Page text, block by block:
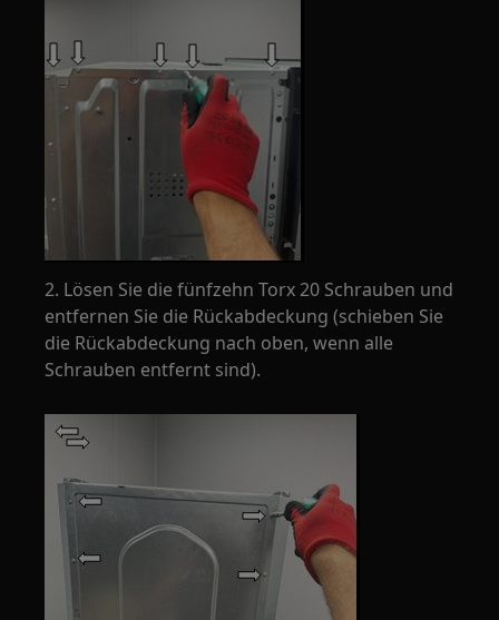
2. Lösen Sie die fünfzehn Torx 20 Schrauben und
entfernen Sie die Rückabdeckung (schieben Sie
die Rückabdeckung nach oben, wenn alle
Schrauben entfernt sind).